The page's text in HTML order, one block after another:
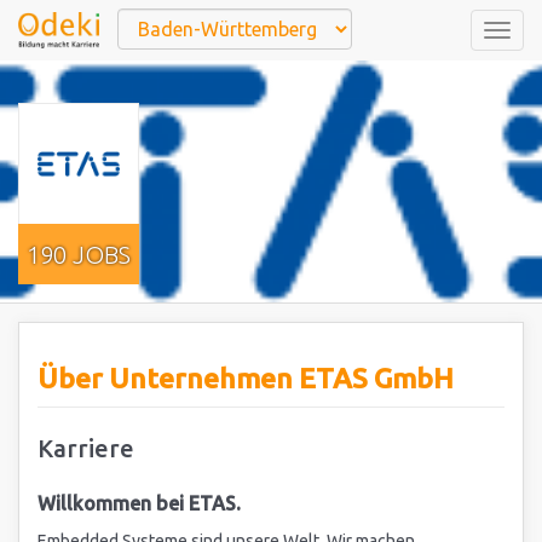
190 JOBS
Über Unternehmen ETAS GmbH
Karriere
Willkommen bei ETAS.